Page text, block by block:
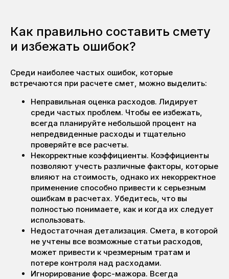
Как правильно составить смету
и избежать ошибок?
Среди наиболее частых ошибок, которые
встречаются при расчете смет, можно выделить:
Неправильная оценка расходов. Лидирует
среди частых проблем. Чтобы ее избежать,
всегда планируйте небольшой процент на
непредвиденные расходы и тщательно
проверяйте все расчеты.
Некорректные коэффициенты. Коэффициенты
позволяют учесть различные факторы, которые
влияют на стоимость, однако их некорректное
применение способно привести к серьезным
ошибкам в расчетах. Убедитесь, что вы
полностью понимаете, как и когда их следует
использовать.
Недостаточная детализация. Смета, в которой
не учтены все возможные статьи расходов,
может привести к чрезмерным тратам и
потере контроля над расходами.
Игнорирование форс-мажора. Всегда